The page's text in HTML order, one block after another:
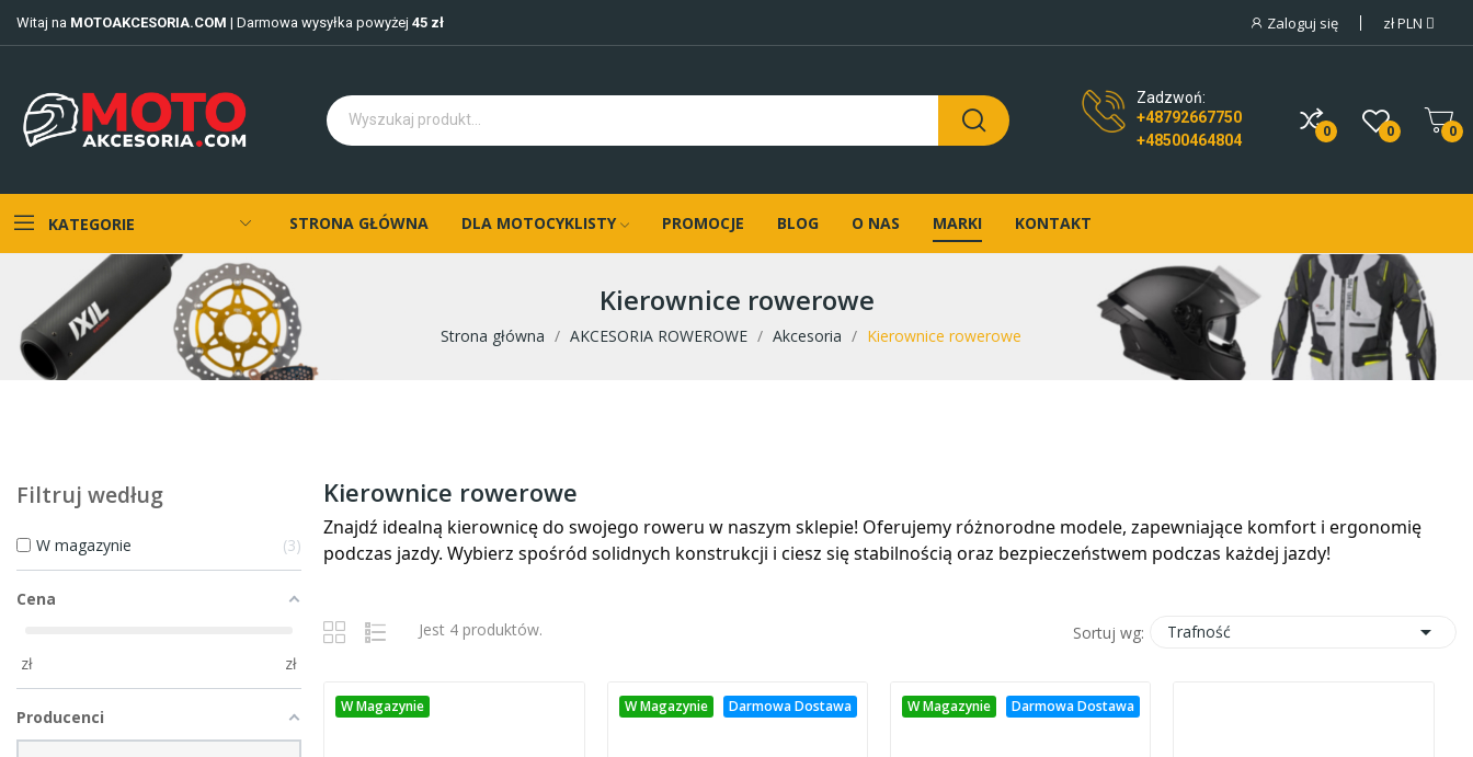
Witaj na MOTOAKCESORIA.COM | Darmowa wysyłka powyżej 45 zł Zaloguj się złPLN
Zadzwoń:
+48792667750
+48500464804
0 0 0
KATEGORIE STRONA GŁÓWNA DLA MOTOCYKLISTY PROMOCJE BLOG O NAS MARKI KONTAKT
Kierownice rowerowe
Strona główna AKCESORIA ROWEROWE Akcesoria Kierownice rowerowe
Filtruj według
W magazynie 3
Cena
zł zł
Producenci
Kierownice rowerowe
Znajdź idealną kierownicę do swojego roweru w naszym sklepie! Oferujemy różnorodne modele, zapewniające komfort i ergonomię
podczas jazdy. Wybierz spośród solidnych konstrukcji i ciesz się stabilnością oraz bezpieczeństwem podczas każdej jazdy!
Jest 4 produktów. Sortuj wg: Trafność 
W Magazynie W Magazynie Darmowa Dostawa W Magazynie Darmowa Dostawa